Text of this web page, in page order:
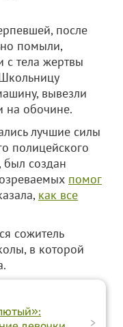
после
помыли,
с тела жертвы
вывезли
на обочине.
лучшие силы
полицейского
был создан
помог
как все
сожитель
в которой
>